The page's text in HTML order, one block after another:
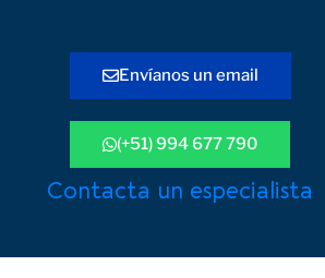
Envíanos un email
(+51) 994 677 790
Contacta un especialista